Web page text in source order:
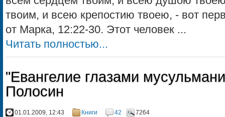
твоим, и всею крепостию твоею, - вот
от Марка, 12:22-30. Этот человек ...
Читать полностью...
"Евангелие глазами
Полосин
01.01.2009, 12:43 Книги 42 7264